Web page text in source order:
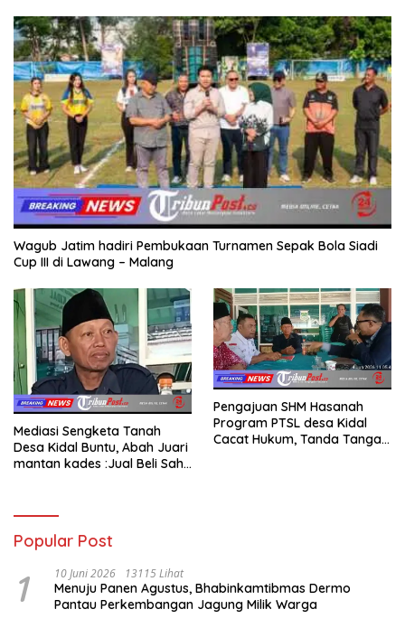
Wagub Jatim hadiri Pembukaan Turnamen Sepak Bola Siadi
Cup III di Lawang – Malang
Mediasi Sengketa Tanah
Desa Kidal Buntu, Abah Juari
mantan kades :Jual Beli Sah,
Membatalkan Hak Warga.
Pengajuan SHM Hasanah
Program PTSL desa Kidal
Cacat Hukum, Tanda Tangan
Popular Post
1 10 Juni 2026 13115 Lihat
Menuju Panen Agustus, Bhabinkamtibmas Dermo
Pantau Perkembangan Jagung Milik Warga